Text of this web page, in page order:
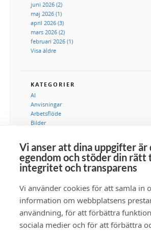
Vi anser att dina uppgifter är
egendom och stöder din rätt
integritet och transparens
Vi använder cookies för att samla in
information om webbplatsens
användning, för att förbättra
sociala medier och för att förbättra
juni 2026 (2)
maj 2026 (1)
april 2026 (3)
mars 2026 (2)
februari 2026 (1)
Visa äldre
KATEGORIER
AI
Anvisningar
Arbetsflöde
Bilder
Digital tillgångshantering
Integration
IT-avdelning
Kommunikation
Metadata
Samlingar
Säkerhet
Tillgänglighet
Video